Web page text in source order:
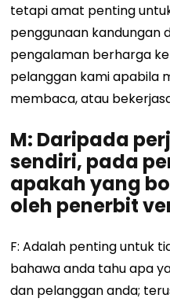
tetapi amat penting
penggunaan kandungan
pengalaman berharga
pelanggan kami apabila
membaca, atau
M: Daripada
sendiri, pada
apakah yang
oleh penerbit
F: Adalah penting untuk
bahawa anda tahu apa
dan pelanggan anda;